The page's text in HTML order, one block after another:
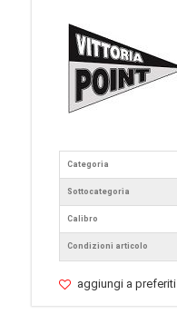
Categoria
Sottocategoria
Calibro
Condizioni articolo
aggiungi a preferiti